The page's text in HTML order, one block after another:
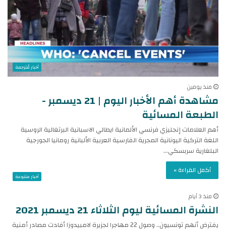
أخبار مُترجمة
منذ يومين
مشاهدة أهم الأخبار اليوم | 21 ديسمبر -
الطبعة المسائية
أهم العلامات إنجليزي فرنسي الألمانية ايطالي الاسبانية البرتغالية الروسية
اللغة التركية اليونانية المجرية الفارسية العربية الألبانية رومانيا الجورجية
البلغارية سربسكي…
أكمل القراءة »
أخبار متنوعة
منذ 3 أيام
النشرة المسائية ليوم الثلاثاء 21 ديسمبر 2021
يفترض أنهم تونسيون.. وصول 22 مهاجرا لجزيرة لامبيدوزا أفادت مصادر أمنية